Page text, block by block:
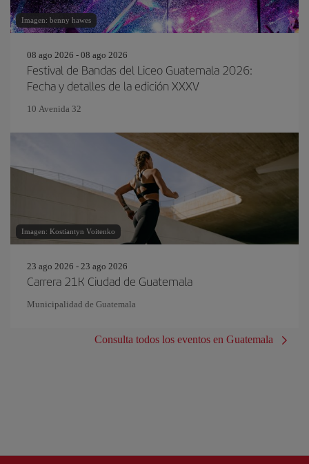
Imagen: benny hawes
08 ago 2026 - 08 ago 2026
Festival de Bandas del Liceo Guatemala 2026:
Fecha y detalles de la edición XXXV
10 Avenida 32
Imagen: Kostiantyn Voitenko
23 ago 2026 - 23 ago 2026
Carrera 21K Ciudad de Guatemala
Municipalidad de Guatemala
Consulta todos los eventos en Guatemala